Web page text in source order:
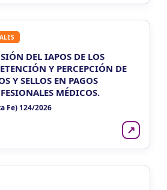
DEL IAPOS DE LOS
Y PERCEPCIÓN DE
Y SELLOS EN PAGOS
MÉDICOS.
Fe) 124/2026
↗